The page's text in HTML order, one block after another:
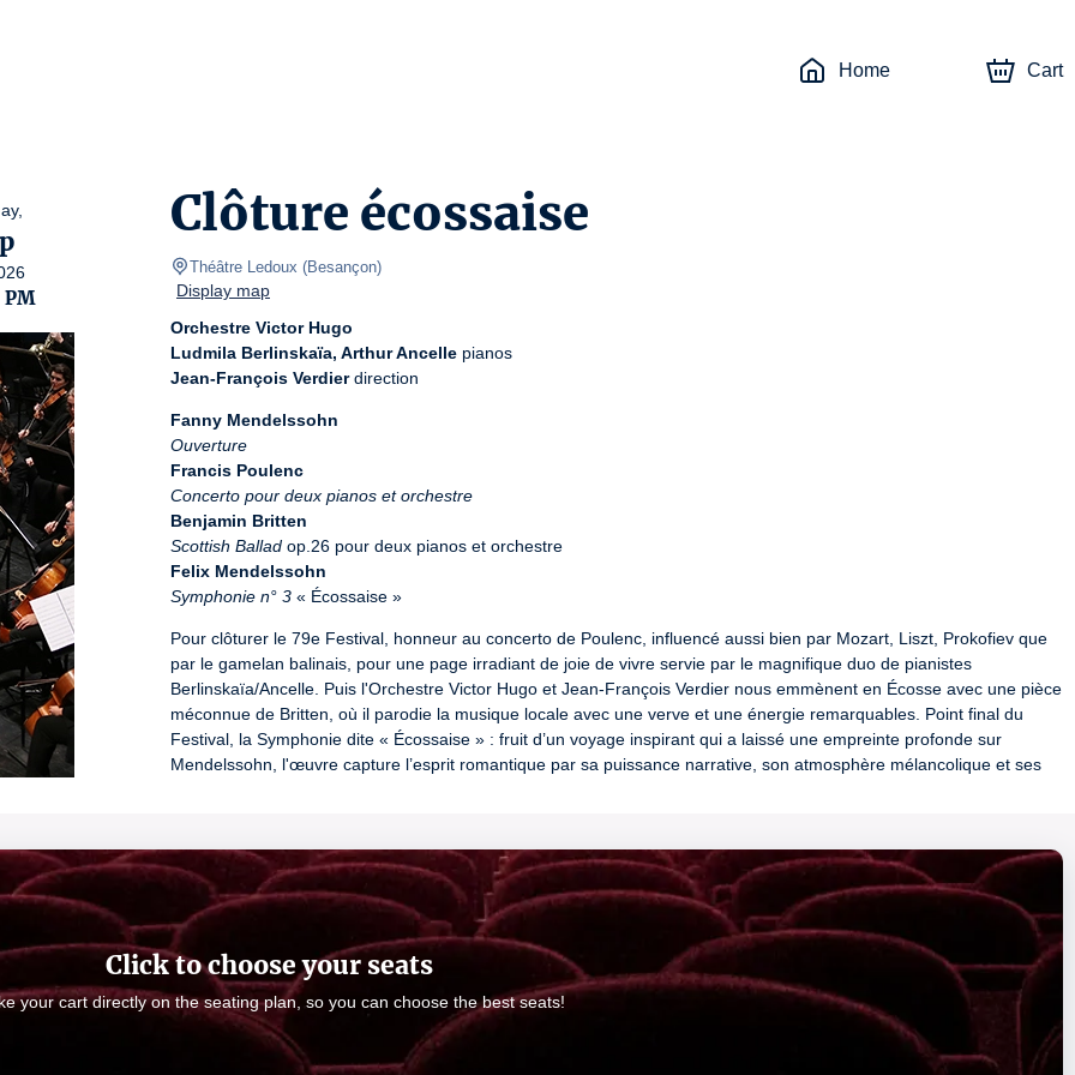
Home Cart
PM
Clôture écossaise
Théâtre Ledoux (Besançon)
Display map
Orchestre Victor Hugo
Ludmila Berlinskaïa, Arthur Ancelle
Jean-François Verdier direction
Fanny Mendelssohn
Ouverture
Francis Poulenc
Concerto pour deux pianos et orchestre
Benjamin Britten
Scottish Ballad
Felix Mendelssohn
Symphonie n° 3 « Écossaise »
Pour clôturer le 79e Festival, honneur au concerto de Poulenc, influencé aussi bien par Mozart, Liszt, Prokofiev que
par le gamelan balinais, pour une page irradiant de joie de vivre servie par le magnifique duo de pianistes
Berlinskaïa/Ancelle. Puis l'Orchestre Victor Hugo et Jean-François Verdier nous emmènent en Écosse avec une pièce
méconnue de Britten, où il parodie la musique locale avec une verve et une énergie remarquables. Point final du
Festival, la Symphonie dite « Écossaise » : fruit d’un voyage inspirant qui a laissé une empreinte profonde sur
Mendelssohn, l'œuvre capture l’esprit romantique par sa puissance narrative, son atmosphère mélancolique et ses
Soirée des partenaires du Festival
durée : 1h50 (avec entracte)
License number: 9901234
Click to choose your seats
your cart directly on the seating plan, so you can choose the best seats!